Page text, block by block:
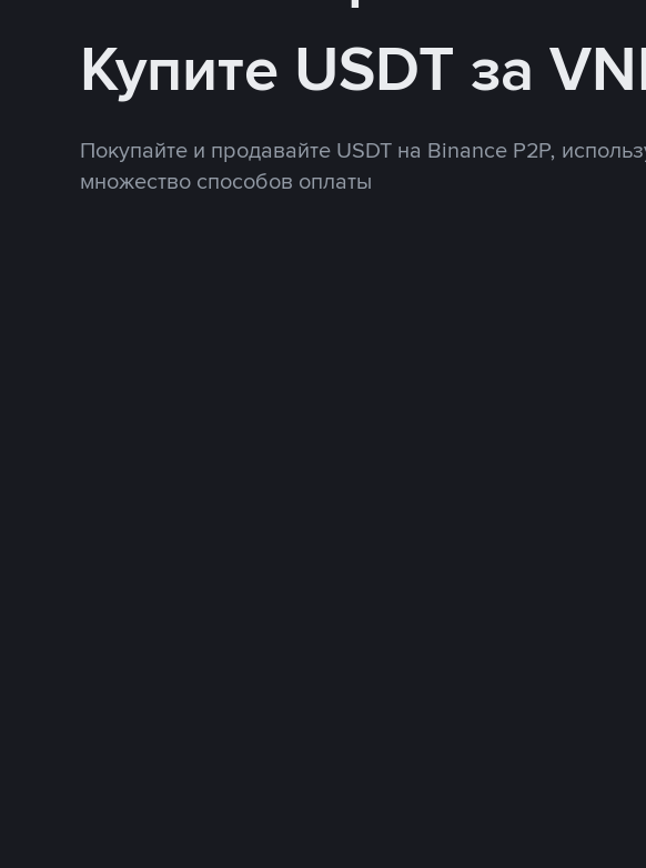
Купите USDT за
Покупайте и продавайте USDT на Binance P2P,
множество способов оплаты